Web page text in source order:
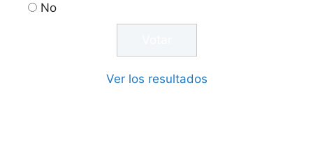
No
Ver los resultados